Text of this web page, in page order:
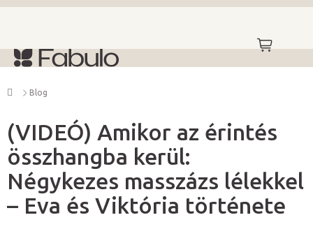
KOSÁR
Kezdőlap
Blog
(VIDEÓ) Amikor az érintés
összhangba kerül:
Négykezes masszázs lélekkel
– Eva és Viktória története